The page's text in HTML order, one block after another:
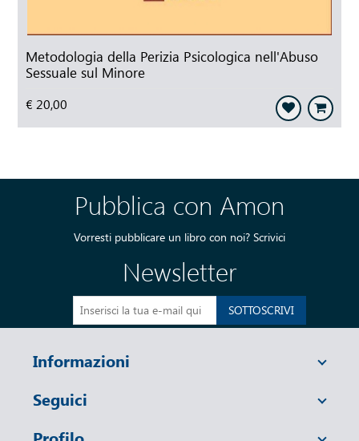
Metodologia della Perizia Psicologica nell'Abuso
Sessuale sul Minore
€ 20,00
Pubblica con Amon
Vorresti pubblicare un libro con noi? Scrivici
Newsletter
SOTTOSCRIVI
Informazioni
Seguici